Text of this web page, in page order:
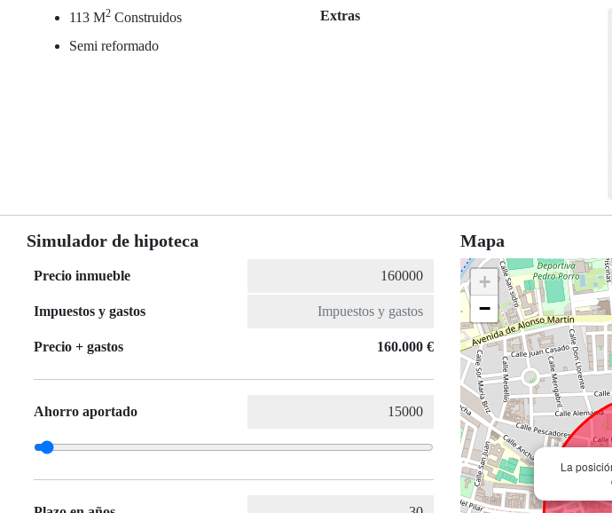
113 M2 Construidos
Semi reformado
Extras
Simulador de hipoteca
Precio inmueble
Impuestos y gastos
Precio + gastos 160.000 €
Ahorro aportado
Mapa
La
+
−